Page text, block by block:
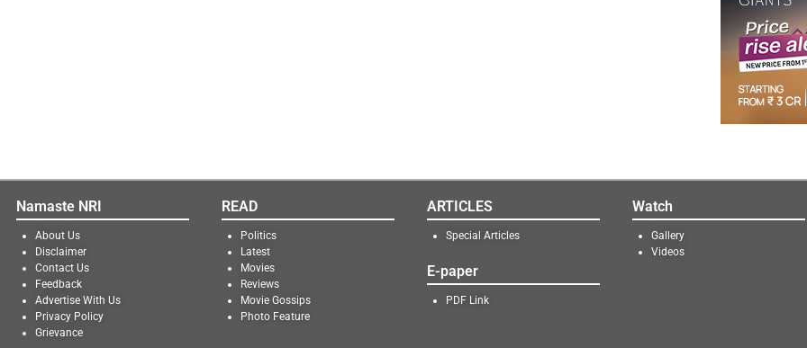
Namaste NRI
About Us
Disclaimer
Contact Us
Feedback
Advertise With Us
Privacy Policy
Grievance
READ
Politics
Latest
Movies
Reviews
Movie Gossips
Photo Feature
ARTICLES
Special Articles
E-paper
PDF Link
Watch
Gallery
Videos